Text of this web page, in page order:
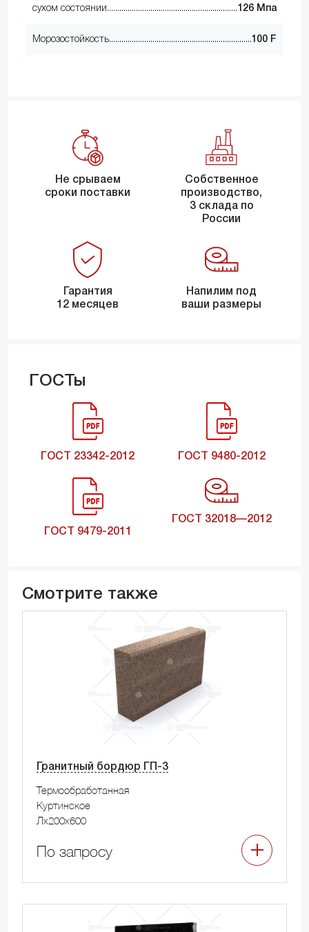
сухом состоянии 126 Мпа
Морозостойкость 100 F
Не срываем
сроки поставки
Собственное
производство,
3 склада по
России
Гарантия
12 месяцев
Напилим под
ваши размеры
ГОСТы
ГОСТ 23342-2012 ГОСТ 9480-2012
ГОСТ 9479-2011
ГОСТ 32018—2012
Смотрите также
Гранитный бордюр ГП-3
Термообработанная
Куртинское
Лx200x600
По запросу